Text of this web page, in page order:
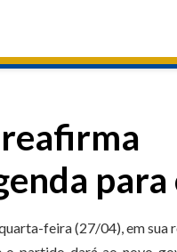
para
feira (27/04), em sua